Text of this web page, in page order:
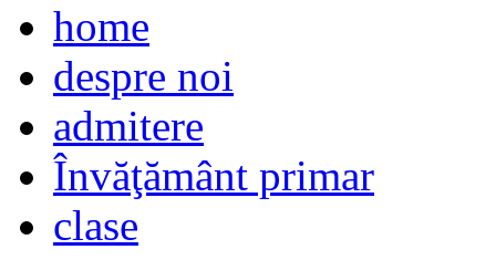
home
despre noi
admitere
Învăţământ primar
clase